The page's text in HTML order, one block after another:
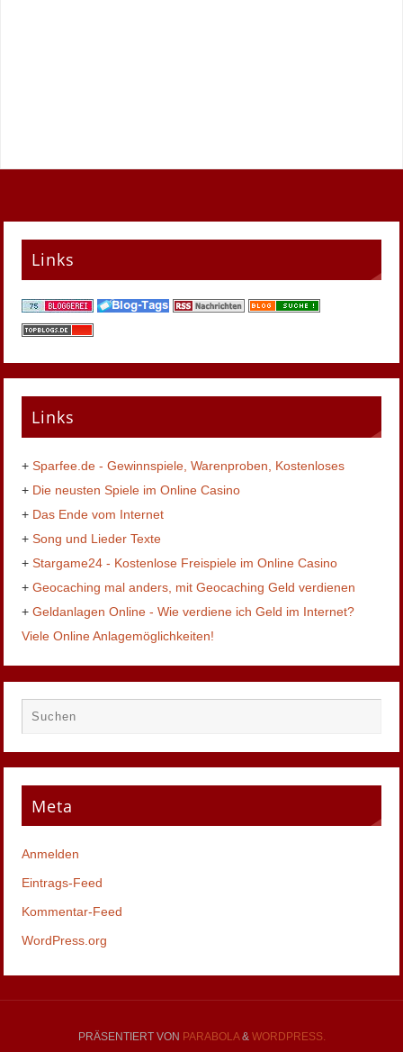
Links
Links
+Sparfee.de - Gewinnspiele, Warenproben, Kostenloses
+ Die neusten Spiele im Online Casino
+ Das Ende vom Internet
+Song und Lieder Texte
+Stargame24 - Kostenlose Freispiele im Online Casino
+Geocaching mal anders, mit Geocaching Geld verdienen
+Geldanlagen Online - Wie verdiene ich Geld im Internet?
Viele Online Anlagemöglichkeiten!
Meta
Anmelden
Eintrags-Feed
Kommentar-Feed
WordPress.org
PRÄSENTIERT VON PARABOLA& WORDPRESS.